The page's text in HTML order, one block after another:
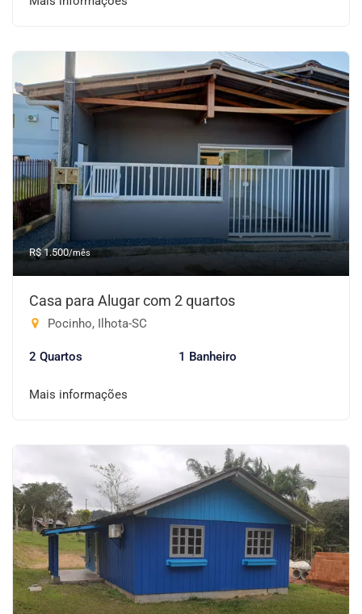
R$ 1.500/mês
Casa para Alugar com 2 quartos
Pocinho, Ilhota-SC
2 Quartos 1 Banheiro
Mais informações